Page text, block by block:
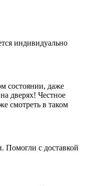
индивидуально
состоянии, даже
дверях! Честное
смотреть в таком
Помогли с доставкой